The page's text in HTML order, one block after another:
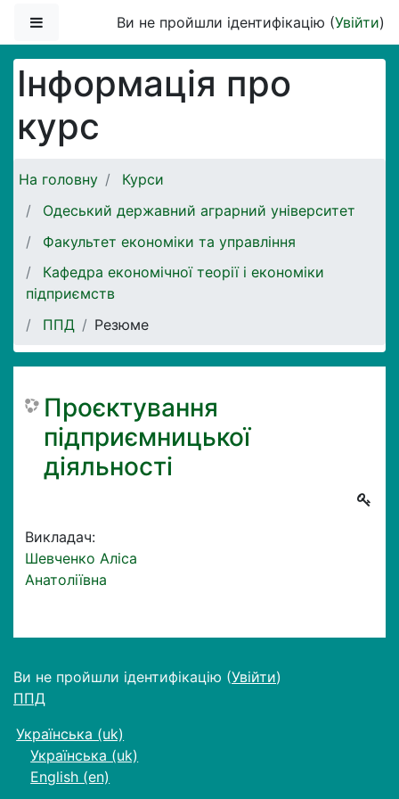
Бокова панельВи не пройшли ідентифікацію (Увійти)
Інформація про
курс
На головну
Курси
Одеський державний аграрний університет
Факультет економіки та управління
Кафедра економічної теорії і економіки
підприємств
ППД
Резюме
Проєктування
підприємницької
діяльності
Викладач:
Шевченко Аліса
Анатоліївна
Ви не пройшли ідентифікацію (Увійти)
ППД
Українська ‎(uk)‎
Українська ‎(uk)‎
English ‎(en)‎